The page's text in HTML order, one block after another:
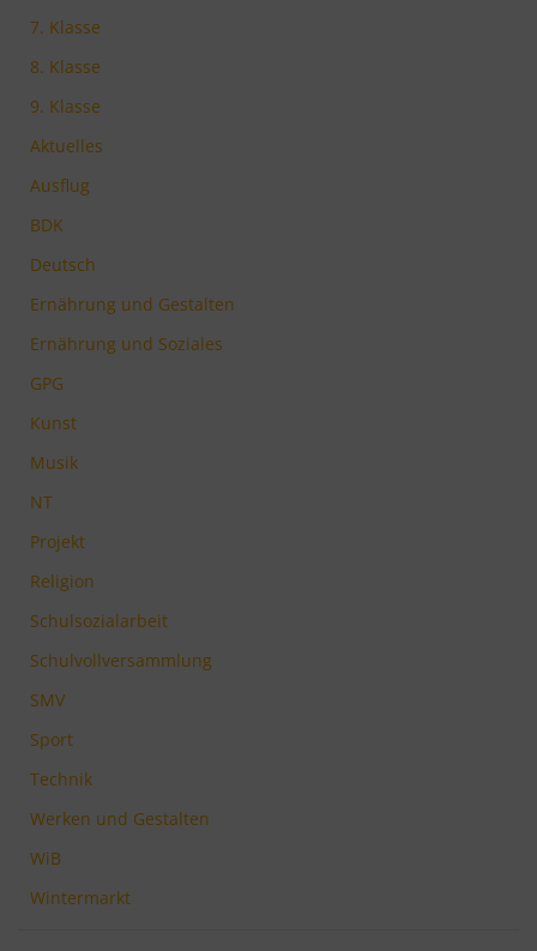
7. Klasse
8. Klasse
9. Klasse
Aktuelles
Ausflug
BDK
Deutsch
Ernährung und Gestalten
Ernährung und Soziales
GPG
Kunst
Musik
NT
Projekt
Religion
Schulsozialarbeit
Schulvollversammlung
SMV
Sport
Technik
Werken und Gestalten
WiB
Wintermarkt